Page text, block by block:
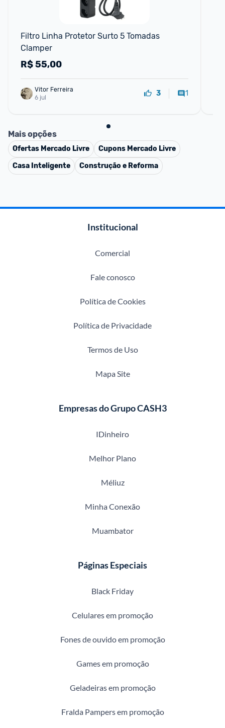
Filtro Linha Protetor Surto 5 Tomadas
Clamper
R$55,00
Vitor Ferreira
6 jul
3 1
Mais opções
Ofertas Mercado Livre Cupons Mercado Livre
Casa Inteligente
Construção e Reforma
Institucional
Comercial
Fale conosco
Política de Cookies
Política de Privacidade
Termos de Uso
Mapa Site
Empresas do Grupo CASH3
IDinheiro
Melhor Plano
Méliuz
Minha Conexão
Muambator
Páginas Especiais
Black Friday
Celulares em promoção
Fones de ouvido em promoção
Games em promoção
Geladeiras em promoção
Fralda Pampers em promoção